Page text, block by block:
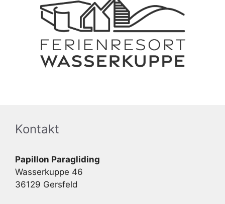
Kontakt
Papillon Paragliding
Wasserkuppe 46
36129 Gersfeld